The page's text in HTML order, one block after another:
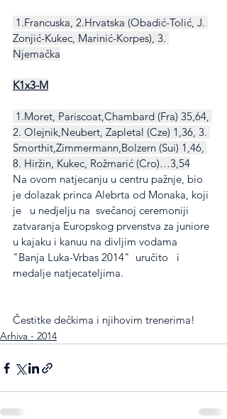
1.Francuska, 2.Hrvatska (Obadić-Tolić, J.
Zonjić-Kukec, Marinić-Korpes), 3.
Njemačka
K1x3-M
1.Moret, Pariscoat,Chambard (Fra) 35,64,
2. Olejnik,Neubert, Zapletal (Cze) 1,36, 3.
Smorthit,Zimmermann,Bolzern (Sui) 1,46,
8. Hiržin, Kukec, Rožmarić (Cro)…3,54
Na ovom natjecanju u centru pažnje, bio
je dolazak princa Alebrta od Monaka, koji
je   u nedjelju na  svečanoj ceremoniji
zatvaranja Europskog prvenstva za juniore
u kajaku i kanuu na divljim vodama
"Banja Luka-Vrbas 2014"  uručito   i
medalje natjecateljima.
Čestitke dečkima i njihovim trenerima!
Arhiva - 2014